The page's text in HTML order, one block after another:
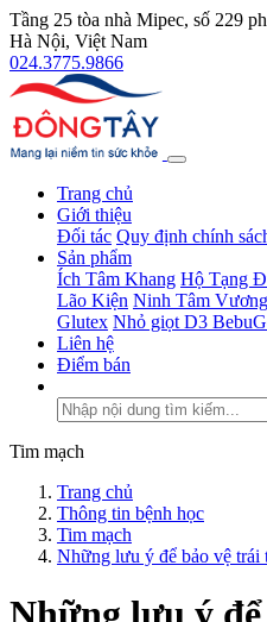
Tầng 25 tòa nhà Mipec, số 229
Hà Nội, Việt Nam
024.3775.9866
Trang chủ
Giới thiệu
Đối tác Quy định chính
Sản phẩm
Ích Tâm Khang Hộ Tạng
Lão Kiện Ninh Tâm Vương
Glutex Nhỏ giọt D3
Liên hệ
Điểm bán
Tim mạch
Trang chủ
Thông tin bệnh học
Tim mạch
Những lưu ý để bảo vệ trái